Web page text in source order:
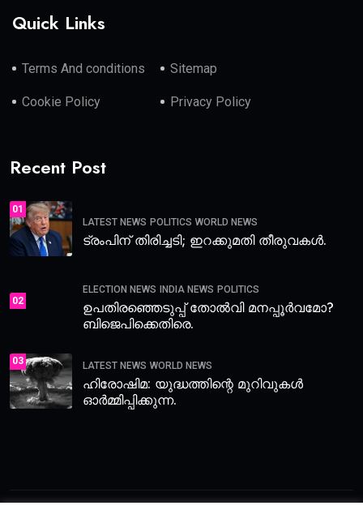
Quick Links
Terms And conditions Sitemap
Cookie Policy Privacy Policy
Recent Post
01
LATEST NEWS POLITICS WORLD NEWS
ട്രംപിന് തിരിച്ചടി; ഇറക്കുമതി തീരുവകൾ.
02
ELECTION NEWS INDIA NEWS POLITICS
ഉപതിരഞ്ഞെടുപ്പ് തോൽവി മനപ്പൂർവമോ?
ബിജെപിക്കെതിരെ.
03 LATEST NEWS WORLD NEWS
ഹിരോഷിമ: യുദ്ധത്തിന്റെ മുറിവുകൾ
ഓർമ്മിപ്പിക്കുന്ന.